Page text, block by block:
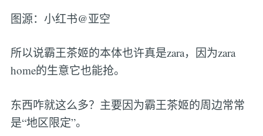
图源：小红书@亚空
所以说霸王茶姬的本体也许真是zara，因为zara
home的生意它也能抢。
东西咋就这么多？主要因为霸王茶姬的周边常常
是“地区限定”。